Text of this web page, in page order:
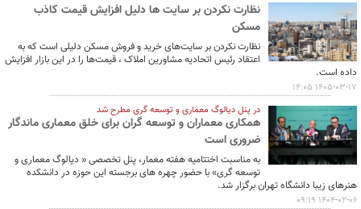
نظارت نکردن بر سایت ها دلیل افزایش قیمت کاذب
مسکن
نظارت نکردن بر سایت‌های خرید و فروش مسکن دلیلی است که به
اعتقاد رئیس اتحادیه مشاورین املاک ، قیمت‌ها را در این بازار افزایش
داده است.
1405-03-17 14:05
در پنل دیالوگ معماری و توسعه گری مطرح شد
همکاری معماران و توسعه گران برای خلق معماری ماندگار
ضروری است
به مناسبت اختتامیه هفته معمار، پنل تخصصی « دیالوگ معماری و
توسعه گری» با حضور چهره های برجسته این حوزه در دانشکده
هنرهای زیبا دانشگاه تهران برگزار شد.
1404-02-06 09:19